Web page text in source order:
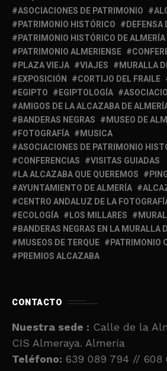
ASOCIACIONES DE PATRIMONIO
PATRIMONIO HISTÓRICO
DEFENSA
PATRIMONIO HISTÓRICO DE ALMERÍA
PATRIMONIO ALMERIENSE
PLAZA VIEJA
VIAJES
MURALLA
EXPOSICIÓN
CORTIJO DEL FRAILE
EGIPTO
EGIPTOLOGÍA
AMIGOS DE LA ALCAZABA DE
BANDERAS NEGRAS
MUSEO DE
FOTOGRAFÍA
MUSICA
ASOCIACIONES DE PATRIMONIO
CONFERENCIAS
VISITAS GUIADAS
LA ALCAZABA QUE QUEREMOS
AYUNTAMIENTO DE ALMERÍA
CENTRO ANDALUZ DE LA
ECOLOGÍA
LOS MILLARES
BANDERAS NEGRAS EN LA MURALLA
MUSEOS DE TERQUE
PATRIMONIO
PREMIOS ALCAZABA
CONTACTO
Nuestra sede : Calle de la
CIS Almeraya. Almería
Teléfono: 639 089 794 // 608